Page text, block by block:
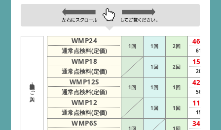
途中加入・車検時にご加入
WMP24
通常点検料(定価)
1回 1回 2回
46,200円
61,400円
WMP18
通常点検料(定価)
1回 2回
15,200円
20,100円
WMP12S
通常点検料(定価)
1回 1回 1回
42,700円
56,600円
WMP12
通常点検料(定価)
1回 1回
11,700円
15,300円
WMP6S
1回 1回
34,500円